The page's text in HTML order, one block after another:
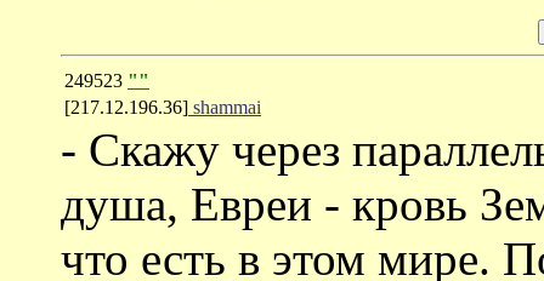
249523 ""
[217.12.196.36] shammai
- Скажу через
душа, Евреи - кровь
что есть в этом мире.